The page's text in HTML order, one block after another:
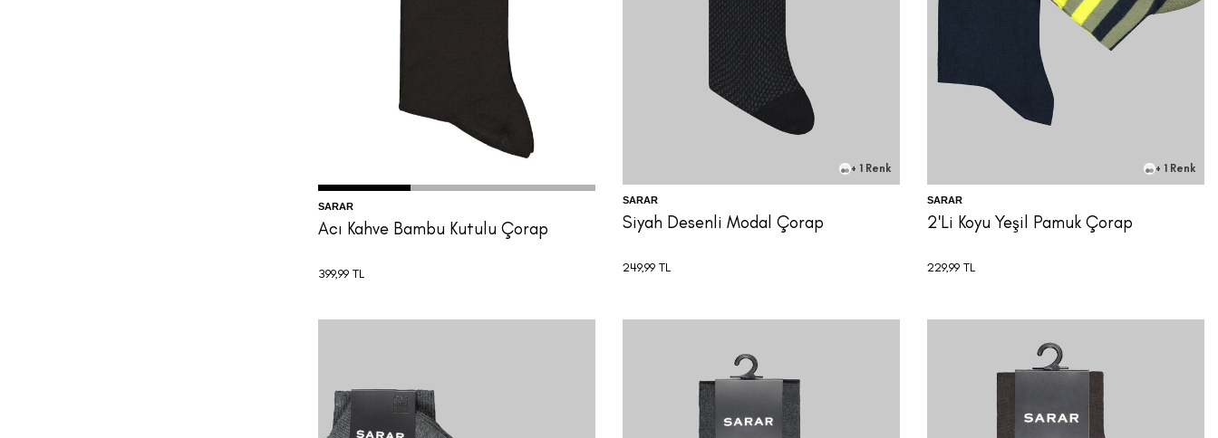
39/40
SARAR
Acı Kahve Bambu Kutulu Çorap
399,99 TL
+ 1 Renk
SARAR
Siyah Desenli Modal Çorap
249,99 TL
+ 1 Renk
SARAR
2'Li Koyu Yeşil Pamuk Çorap
229,99 TL